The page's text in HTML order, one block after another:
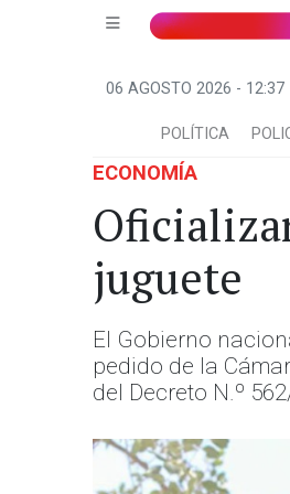
06 AGOSTO 2026 - 12:37
POLÍTICA
ECONOMÍA
juguete
El Gobierno
pedido de la
del Decreto N.º